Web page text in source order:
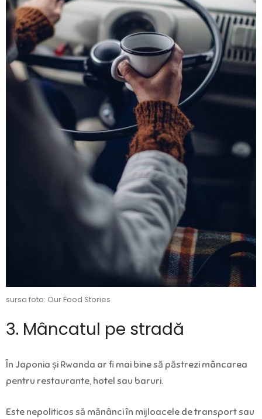
sursa foto: Our Food Stories
3. Mâncatul pe stradă
În Japonia și Rwanda ar fi mai bine să păstrezi mâncarea
pentru restaurante, hotel sau baruri.
Este nepoliticos să mănânci în mijloacele de transport sau